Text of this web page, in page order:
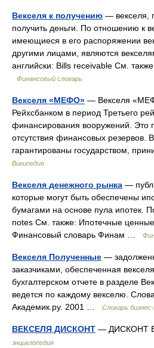
Векселя к получению — векселя,
получить деньги. По отношению к
имеющиеся в его распоряжении
другими лицами, являются
английски: Bills receivable См.
Финансовый словарь
Векселя «МЕФО» — Векселя
Рейхсбанком в период Третьего
финансирования вооружений. Это
отсутствия финансовых
гарантированы государством,
Википедия
Векселя денежного рынка —
которые могут быть обеспечены
бумагами на основе пула ипотек.
notes См. также: Ипотечные
Финансовый словарь Финам …
Векселя Полученные —
заказчиками, обеспеченная
бухгалтерском отчете в разделе
ведется по каждому векселю.
Академик.ру. 2001 …
Словарь
ВЕКСЕЛЯ ДИСКОНТ — ДИСКОНТ
энциклопедия